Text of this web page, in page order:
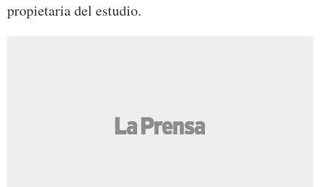
propietaria del estudio.